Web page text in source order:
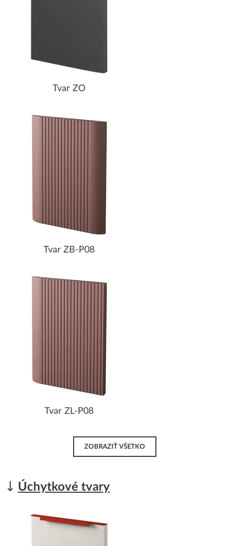
Tvar ZO
Tvar ZB-P08
Tvar ZL-P08
ZOBRAZIŤ VŠETKO
Úchytkové tvary